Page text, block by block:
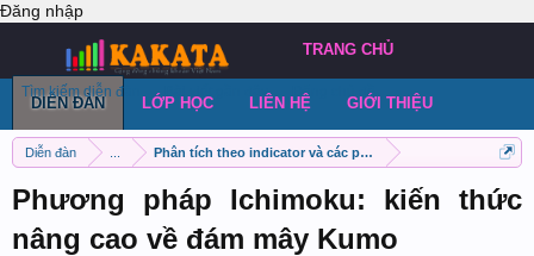
Đăng nhập
Diễn đàn Phân tích theo indicator và các phương pháp khác
Phương pháp Ichimoku: kiến thức
nâng cao về đám mây Kumo
TRANG CHỦ
DIỄN ĐÀN
Tìm kiếm diễn đàn Bài viết gần đây Đăng chủ đề
LỚP HỌC LIÊN HỆ GIỚI THIỆU